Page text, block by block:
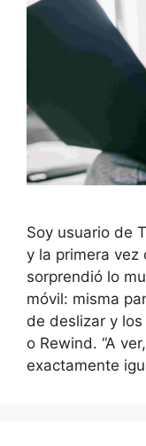
Soy usuario de
y la primera vez
sorprendió lo
móvil: misma
de deslizar y
o Rewind. “A
exactamente